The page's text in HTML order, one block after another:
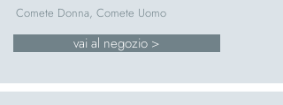
Comete Donna, Comete Uomo
vai al negozio >